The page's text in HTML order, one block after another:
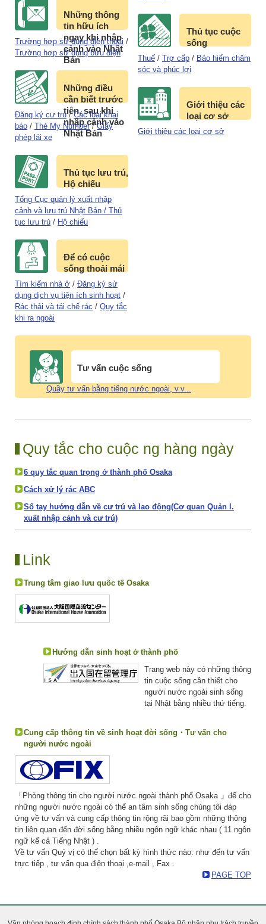
Những thông
tin hữu ích
ngay khi nhập
cảnh vào Nhật
Bản
Trường hợp sử dụng điện thoại /
Trường hợp sử dụng bưu điện
Những điều
cần biết trước
tiên, sau khi
nhập cảnh vào
Nhật Bản
Đăng ký cư trú/Các loại khai
báo / Thẻ My Number/Giấy
phép lái xe
Thủ tục lưu trú,
Hộ chiếu
Tổng Cục quản lý xuất nhập
cảnh và lưu trú Nhật Bản / Thủ
tục lưu trú / Hộ chiếu
Để có cuộc
sống thoải mái
Tìm kiếm nhà ở / Đăng ký sử
dụng dịch vụ tiện ích sinh hoạt /
Rác thải và tái chế rác / Quy tắc
khi ra ngoài
Thủ tục cuộc
sống
Thuế/ Trợ cấp/ Bảo hiểm chăm
sóc và phúc lợi
Giới thiệu các
loại cơ sở
Giới thiệu các loại cơ sở
Tư vấn cuộc sống
Quầy tư vấn bằng tiếng nước ngoài, v.v...
Quy tắc cho cuộc ng hàng ngày
6 quy tắc quan trọng ở thành phố Osaka
Cách xử lý rác ABC
Sổ tay hướng dẫn về cư trú và lao động(Cơ quan Quản l.
xuất nhập cảnh và cư trú)
Link
Trung tâm giao lưu quốc tế Osaka
Hướng dẫn sinh hoạt ở thành phố
Trang web này có những thông
tin cuộc sống cần thiết cho
người nước ngoài sinh sống
tại Nhật bằng nhiều thứ tiếng.
Cung cấp thông tin về sinh hoạt đời sống・Tư vấn cho
người nước ngoài
「Phòng thông tin cho người nước ngoài thành phố Osaka 」để cho
những người nước ngoài có thể an tâm sinh sống chúng tôi đáp
ứng về tư vấn và cung cấp thông tin rộng rãi bao gồm những thông
tin liên quan đến đời sống bằng nhiều ngôn ngữ khác nhau ( 11 ngôn
ngữ kể cả Tiếng Nhật ) .
Về tư vấn Quý vị có thể chọn bất kỳ hình thức nào: như đến tư vấn
trực tiếp , tư vấn qua điện thoại ,e-mail , Fax .
PAGE TOP